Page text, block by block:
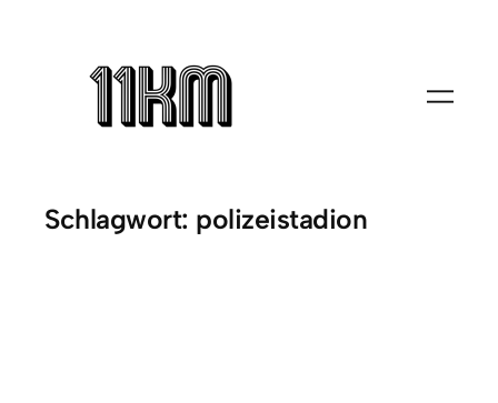
Schlagwort: polizeistadion